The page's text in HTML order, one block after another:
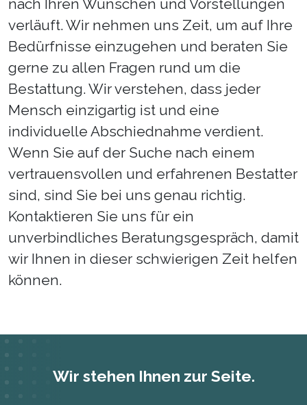
nach Ihren Wünschen und Vorstellungen
verläuft. Wir nehmen uns Zeit, um auf Ihre
Bedürfnisse einzugehen und beraten Sie
gerne zu allen Fragen rund um die
Bestattung. Wir verstehen, dass jeder
Mensch einzigartig ist und eine
individuelle Abschiednahme verdient.
Wenn Sie auf der Suche nach einem
vertrauensvollen und erfahrenen Bestatter
sind, sind Sie bei uns genau richtig.
Kontaktieren Sie uns für ein
unverbindliches Beratungsgespräch, damit
wir Ihnen in dieser schwierigen Zeit helfen
können.
Wir stehen Ihnen zur Seite.